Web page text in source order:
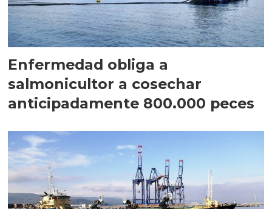
Enfermedad obliga a
salmonicultor a cosechar
anticipadamente 800.000 peces